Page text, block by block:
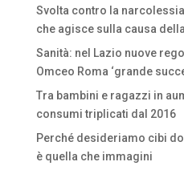
Svolta contro la
che agisce sulla causa
Sanità: nel Lazio nuove
Omceo Roma ‘grande
Tra bambini e ragazzi in
consumi triplicati dal 2016
Perché desideriamo cibi
è quella che immagini